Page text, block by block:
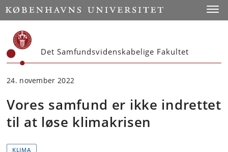
Start
Det Samfundsvidenskabelige Fakultet
24. november 2022
Vores samfund er ikke indrettet
til at løse klimakrisen
KLIMA